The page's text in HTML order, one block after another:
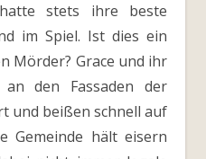
stets ihre beste
im Spiel. Ist dies ein
Mörder? Grace und ihr
den Fassaden der
und beißen schnell auf
Gemeinde hält eisern